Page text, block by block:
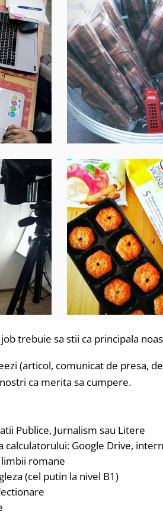
trebuie sa stii ca principala
(articol, comunicat de presa,
ca merita sa cumpere.
Publice, Jurnalism sau Litere
calculatorului: Google Drive,
romane
(cel putin la nivel B1)